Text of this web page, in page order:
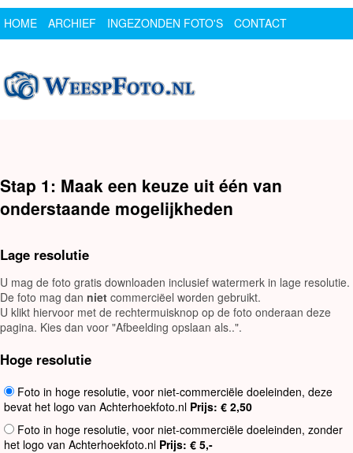
HOME ARCHIEF INGEZONDEN FOTO'S
CONTACT
Stap 1: Maak een keuze uit één van
onderstaande mogelijkheden
Lage resolutie
U mag de foto gratis downloaden inclusief watermerk in lage resolutie.
De foto mag dan niet commerciëel worden gebruikt.
U klikt hiervoor met de rechtermuisknop op de foto onderaan deze
pagina. Kies dan voor "Afbeelding opslaan als..".
Hoge resolutie
Foto in hoge resolutie, voor niet-commerciële doeleinden, deze
bevat het logo van Achterhoekfoto.nl Prijs: € 2,50
Foto in hoge resolutie, voor niet-commerciële doeleinden, zonder
het logo van Achterhoekfoto.nl Prijs: € 5,-